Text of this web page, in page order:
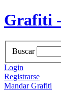
Grafiti
Buscar
Login
Registrarse
Mandar Grafiti